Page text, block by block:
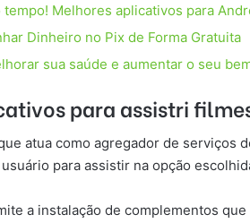
Melhores aplicativos para
Dinheiro no Pix de Forma Gratuita
sua saúde e aumentar o seu
para assistri
atua como agregador de serviços
para assistir na opção
a instalação de complementos